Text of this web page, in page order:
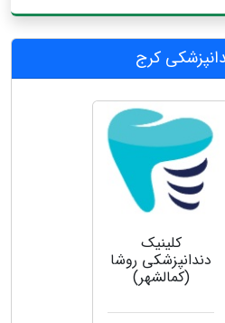
کرج
کلینیک
دندانپزشکی روشا
(کمالشهر)